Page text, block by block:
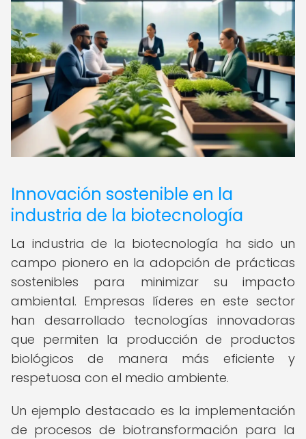
Innovación sostenible en la
industria de la biotecnología
La industria de la biotecnología ha sido un
campo pionero en la adopción de prácticas
sostenibles para minimizar su impacto
ambiental. Empresas líderes en este sector
han desarrollado tecnologías innovadoras
que permiten la producción de productos
biológicos de manera más eficiente y
respetuosa con el medio ambiente.
Un ejemplo destacado es la implementación
de procesos de biotransformación para la